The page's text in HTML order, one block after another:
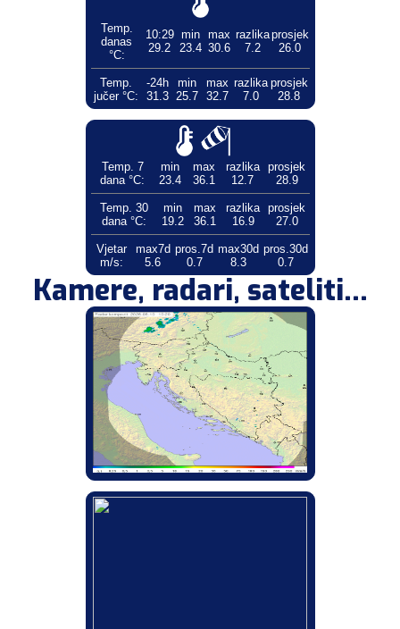
Temp.
danas
°C:
10:29
29.2
min
23.4
max
30.6
razlika
7.2
prosjek
26.0
Temp.
jučer °C:
-24h
31.3
min
25.7
max
32.7
razlika
7.0
prosjek
28.8
Temp. 7
dana °C:
min
23.4
max
36.1
razlika
12.7
prosjek
28.9
Temp. 30
dana °C:
min
19.2
max
36.1
razlika
16.9
prosjek
27.0
Vjetar
m/s:
max7d
5.6
pros.7d
0.7
max30d
8.3
pros.30d
0.7
Kamere, radari, sateliti...